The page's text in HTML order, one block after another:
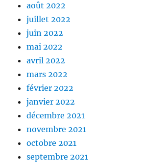
août 2022
juillet 2022
juin 2022
mai 2022
avril 2022
mars 2022
février 2022
janvier 2022
décembre 2021
novembre 2021
octobre 2021
septembre 2021